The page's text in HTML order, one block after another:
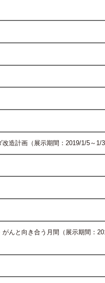
造計画（展示期間：2019/1/5～
んと向き合う月間（展示期間：